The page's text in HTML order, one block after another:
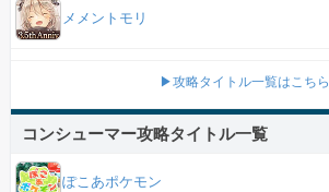
メメントモリ
▶攻略タイトル一覧はこちら
コンシューマー攻略タイトル一覧
ぽこあポケモン